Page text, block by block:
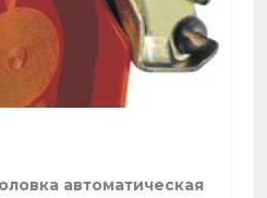
автоматическая